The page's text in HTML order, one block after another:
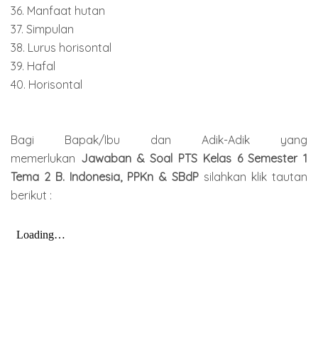
36. Manfaat hutan
37. Simpulan
38. Lurus horisontal
39. Hafal
40. Horisontal
Bagi Bapak/Ibu dan Adik-Adik yang
memerlukan Jawaban & Soal PTS Kelas 6 Semester 1
Tema 2 B. Indonesia, PPKn & SBdPsilahkan klik tautan
berikut :